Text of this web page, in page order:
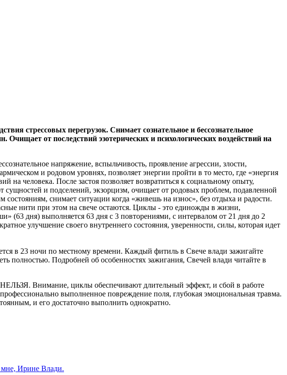
стрессовых перегрузок. Снимает сознательное и бессознательное
от последствий эзотерических и психологических воздействий на
напряжение, вспыльчивость, проявление агрессии, злости,
и родовом уровнях, позволяет энергии пройти в то место, где «энергия
на человека. После застоя позволяет возвратиться к социальному опыту,
и подселений, экзорцизм, очищает от родовых проблем, подавленной
снимает ситуации когда «живешь на износ», без отдыха и радости.
нити при этом на свече остаются. Циклы - это единожды в жизни,
дня) выполняется 63 дня с 3 повторениями, с интервалом от 21 дня до 2
улучшение своего внутреннего состояния, уверенности, силы, которая идет
в 23 ночи по местному времени. Каждый фитиль в Свече влади зажигайте
полностью. Подробней об особенностях зажигания, Свечей влади читайте в
циклы обеспечивают длительный эффект, и сбой в работе
выполненное повреждение поля, глубокая эмоциональная травма.
и его достаточно выполнить однократно.
мне, Ирине Влади.